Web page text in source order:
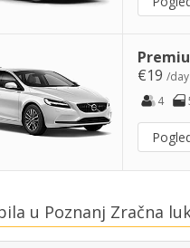
€19/day
4
u Poznanj Zračna